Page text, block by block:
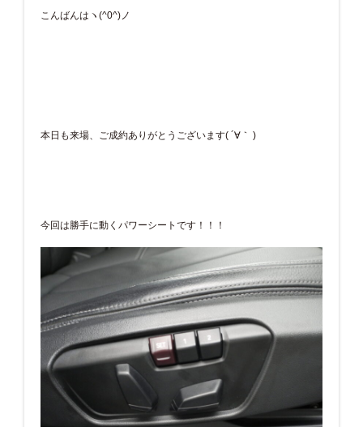
こんばんはヽ(^0^)ノ
本日も来場、ご成約ありがとうございます( ´∀｀ )
今回は勝手に動くパワーシートです！！！